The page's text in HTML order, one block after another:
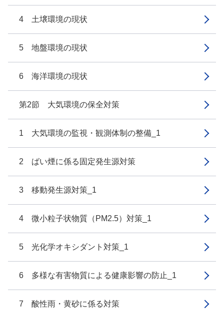
4 土壌環境の現状
5 地盤環境の現状
6 海洋環境の現状
第2節 大気環境の保全対策
1 大気環境の監視・観測体制の整備_1
2 ばい煙に係る固定発生源対策
3 移動発生源対策_1
4 微小粒子状物質（PM2.5）対策_1
5 光化学オキシダント対策_1
6 多様な有害物質による健康影響の防止_1
7 酸性雨・黄砂に係る対策